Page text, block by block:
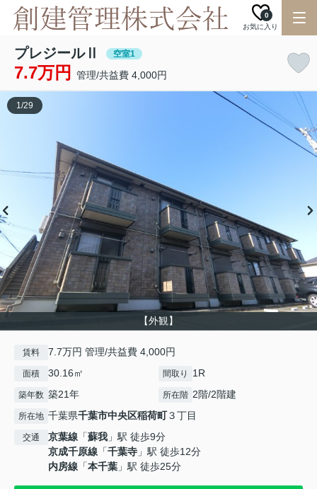
お気に入り
0
プレジールⅡ 空室1
7.7万円 管理/共益費 4,000円
【外観】
1/29
賃料 7.7万円 管理/共益費 4,000円
面積 30.16㎡ 間取り 1R
築年数 築21年 所在階 2階/2階建
所在地 千葉県千葉市中央区稲荷町３丁目
交通 京葉線 「蘇我 」駅 徒歩9分
京成千原線 「千葉寺 」駅 徒歩12分
内房線 「本千葉 」駅 徒歩25分